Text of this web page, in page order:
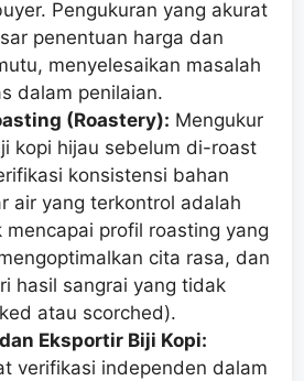
Pengukuran yang akurat
penentuan harga dan
menyelesaikan masalah
dalam penilaian.
(Roastery): Mengukur
kopi hijau sebelum di-roast
konsistensi bahan
air yang terkontrol adalah
mencapai profil roasting yang
cita rasa, dan
hasil sangrai yang tidak
atau scorched).
Eksportir Biji Kopi:
verifikasi independen dalam